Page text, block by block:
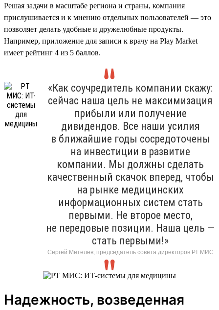
Решая задачи в масштабе региона и страны, компания
прислушивается и к мнению отдельных пользователей — это
позволяет делать удобные и дружелюбные продукты.
Например, приложение для записи к врачу на Play Market
имеет рейтинг 4 из 5 баллов.
«Как соучредитель компании скажу:
сейчас наша цель не максимизация
прибыли или получение
дивидендов. Все наши усилия
в ближайшие годы сосредоточены
на инвестиции в развитие
компании. Мы должны сделать
качественный скачок вперед, чтобы
на рынке медицинских
информационных систем стать
первыми. Не второе место,
не передовые позиции. Наша цель —
стать первыми!»
Сергей Метелев, председатель совета директоров РТ МИС
Надежность, возведенная